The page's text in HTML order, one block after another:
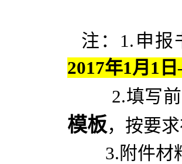
注：1. 申报
2017年1月 1
2.填写前
模板，按要
3.附件材